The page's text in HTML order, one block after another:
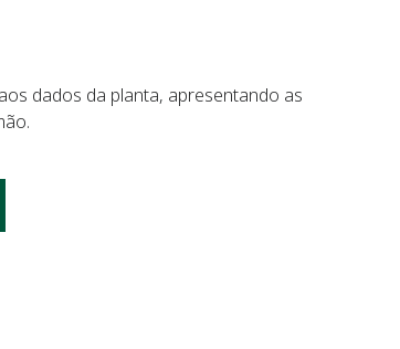
dados da planta, apresentando as